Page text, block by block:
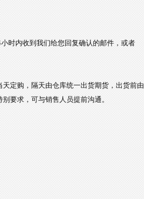
时内收到我们给您回复确认的邮件，或者
定购，隔天由仓库统一出货期货，出货前由
要求，可与销售人员提前沟通。